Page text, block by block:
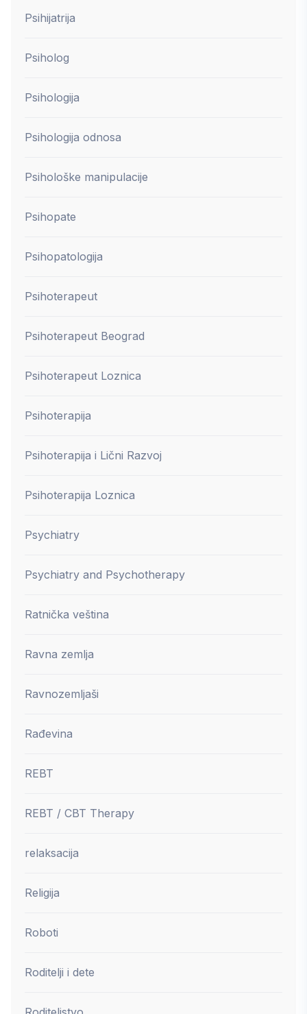
Psihijatrija
Psiholog
Psihologija
Psihologija odnosa
Psihološke manipulacije
Psihopate
Psihopatologija
Psihoterapeut
Psihoterapeut Beograd
Psihoterapeut Loznica
Psihoterapija
Psihoterapija i Lični Razvoj
Psihoterapija Loznica
Psychiatry
Psychiatry and Psychotherapy
Ratnička veština
Ravna zemlja
Ravnozemljaši
Rađevina
REBT
REBT / CBT Therapy
relaksacija
Religija
Roboti
Roditelji i dete